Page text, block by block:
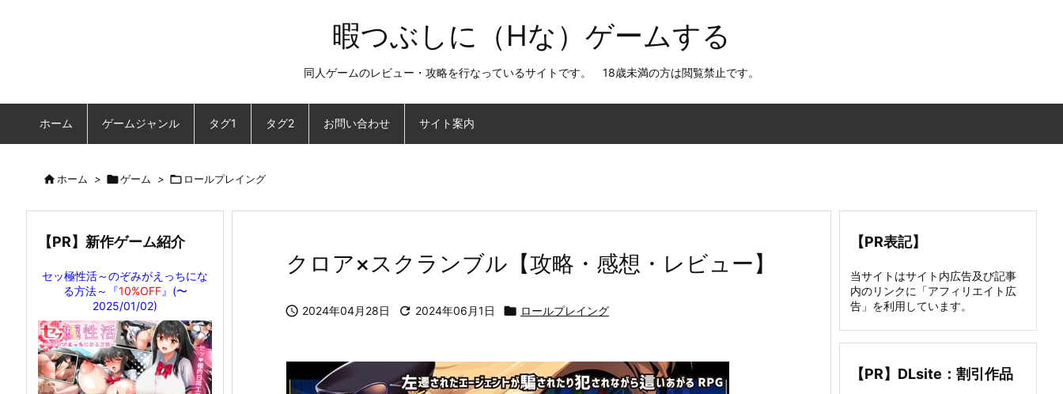
暇つぶしに（Hな）ゲームする
同人ゲームのレビュー・攻略を行なっているサイトです。 18歳未満の方は閲覧禁止です。
ホーム ゲームジャンル タグ1 タグ2 お問い合わせ サイト案内
ホーム > ゲーム >  ロールプレイング
クロア×スクランブル【攻略・感想・レビュー】
 2024年04月28日  2024年06月1日  ロールプレイング
【PR】新作ゲーム紹介
セッ極性活～のぞみがえっちにな
る方法～『10%OFF』(〜
2025/01/02)
【PR表記】
当サイトはサイト内広告及び記事
内のリンクに「アフィリエイト広
告」を利用しています。
【PR】DLsite：割引作品